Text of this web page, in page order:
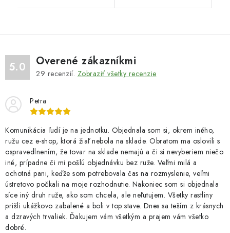
5.0 Overené zákazníkmi
29 recenzií. Zobraziť všetky recenzie
Petra
Komunikácia ľudí je na jednotku. Objednala som si, okrem iného,
ružu cez e-shop, ktorá žiaľ nebola na sklade. Obratom ma oslovili s
ospravedlnením, že tovar na sklade nemajú a či si nevyberiem niečo
iné, prípadne či mi pošlú objednávku bez ruže. Veľmi milá a
ochotná pani, keďže som potrebovala čas na rozmyslenie, veľmi
ústretovo počkali na moje rozhodnutie. Nakoniec som si objednala
síce iný druh ruže, ako som chcela, ale neľutujem. Všetky rastliny
prišli ukážkovo zabalené a boli v top stave. Dnes sa teším z krásnych
a dzravých trvaliek. Ďakujem vám všetkým a prajem vám všetko
dobré.